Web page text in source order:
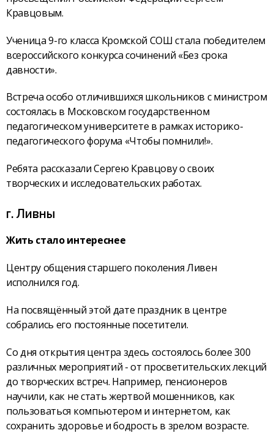
Кравцовым.
Ученица 9-го класса Кромской СОШ стала победителем
всероссийского конкурса сочинений «Без срока
давности».
Встреча особо отличившихся школьников с министром
состоялась в Московском государственном
педагогическом университете в рамках историко-
педагогического форума «Чтобы помнили!».
Ребята рассказали Сергею Кравцову о своих
творческих и исследовательских работах.
г. Ливны
Жить стало интереснее
Центру общения старшего поколения Ливен
исполнился год.
На посвящённый этой дате праздник в центре
собрались его постоянные посетители.
Со дня открытия центра здесь состоялось более 300
различных мероприятий - от просветительских лекций
до творческих встреч. Например, пенсионеров
научили, как не стать жертвой мошенников, как
пользоваться компьютером и интернетом, как
сохранить здоровье и бодрость в зрелом возрасте.